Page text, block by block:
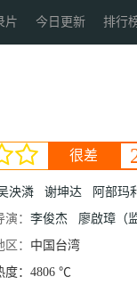
片 今日更新 排行
很差
泱潾 谢坤达
阿部玛
演： 李俊杰
廖啟璋（
区： 中国台湾
度：4806 ℃